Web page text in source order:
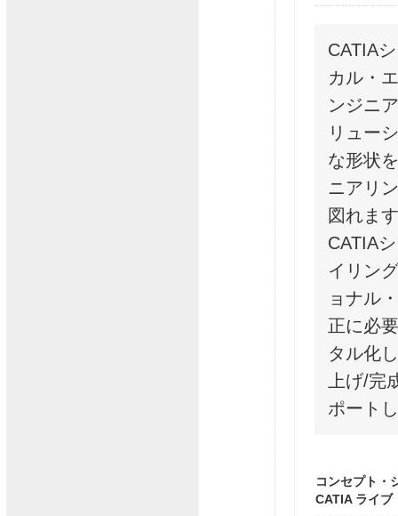
CATIA
カル・
ンジニ
リュー
な形状
ニアリ
図れま
CATIA
イリン
ョナル
正に必
タル化
上げ/
ポート
コンセプト・
CATIA ライブ